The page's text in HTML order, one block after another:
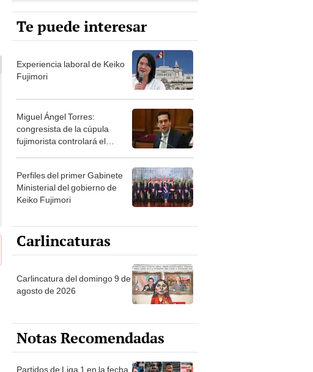
Te puede interesar
Fujimori
Miguel Ángel Torres:
congresista de la cúpula
fujimorista controlará el
primer año del Senado
Perfiles del primer Gabinete
Ministerial del gobierno de
Keiko Fujimori
Carlincaturas
agosto de 2026
Notas Recomendadas
Partidos de Liga 1 en la fecha
4 del Torneo Clausura 2026: